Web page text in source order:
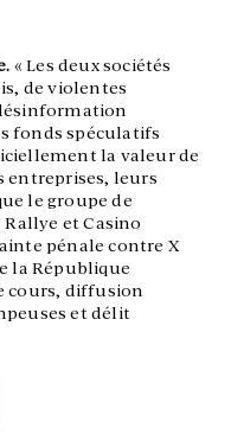
« Les deux sociétés
de violentes
fonds spéculatifs
la valeur de
entreprises, leurs
le groupe de
et Casino
pénale contre X
la République
cours, diffusion
et délit